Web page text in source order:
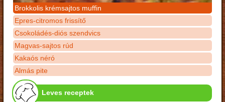
Brokkolis krémsajtos muffin
Epres-citromos frissítő
Csokoládés-diós szendvics
Magvas-sajtos rúd
Kakaós néró
Almás pite
Leves receptek